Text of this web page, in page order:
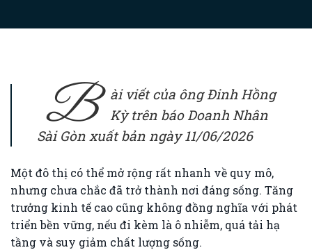
B
ài viết của ông Đinh Hồng
Kỳ trên báo Doanh Nhân
Sài Gòn xuất bản ngày 11/06/2026
Một đô thị có thể mở rộng rất nhanh về quy mô,
nhưng chưa chắc đã trở thành nơi đáng sống. Tăng
trưởng kinh tế cao cũng không đồng nghĩa với phát
triển bền vững, nếu đi kèm là ô nhiễm, quá tải hạ
tầng và suy giảm chất lượng sống.